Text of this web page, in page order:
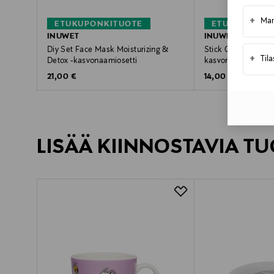
+
+
ETUKUPONKITUOTE
INUWET
Diy Set Face Mask Moisturizing &
Detox -kasvonaamiosetti
Original Price
21,00 €
INUWET
Stick Clay Face
Original Price
14,00 €
LISÄÄ KIINNOSTAVIA